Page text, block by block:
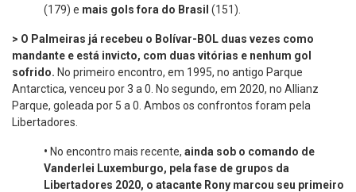
(179) e mais gols fora do Brasil (151).
> O Palmeiras já recebeu o Bolívar-BOL duas vezes como
mandante e está invicto, com duas vitórias e nenhum gol
sofrido. No primeiro encontro, em 1995, no antigo Parque
Antarctica, venceu por 3 a 0. No segundo, em 2020, no Allianz
Parque, goleada por 5 a 0. Ambos os confrontos foram pela
Libertadores.
• No encontro mais recente, ainda sob o comando de
Vanderlei Luxemburgo, pela fase de grupos da
Libertadores 2020, o atacante Rony marcou seu primeiro